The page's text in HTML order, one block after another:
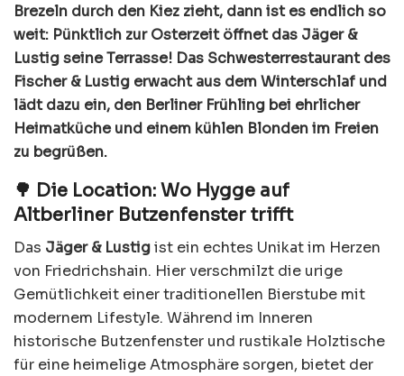
Brezeln durch den Kiez zieht, dann ist es endlich so
weit: Pünktlich zur Osterzeit öffnet das Jäger &
Lustig seine Terrasse! Das Schwesterrestaurant des
Fischer & Lustig erwacht aus dem Winterschlaf und
lädt dazu ein, den Berliner Frühling bei ehrlicher
Heimatküche und einem kühlen Blonden im Freien
zu begrüßen.
🌳 Die Location: Wo Hygge auf
Altberliner Butzenfenster trifft
Das Jäger & Lustigist ein echtes Unikat im Herzen
von Friedrichshain. Hier verschmilzt die urige
Gemütlichkeit einer traditionellen Bierstube mit
modernem Lifestyle. Während im Inneren
historische Butzenfenster und rustikale Holztische
für eine heimelige Atmosphäre sorgen, bietet der